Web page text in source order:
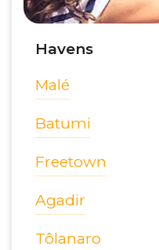
Havens
Malé
Batumi
Freetown
Agadir
Tôlanaro